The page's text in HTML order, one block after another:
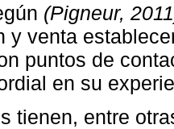
(Pigneur,
y venta
puntos de
en su
tienen, entre